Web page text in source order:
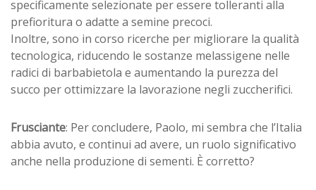
specificamente selezionate per essere tolleranti alla
prefioritura o adatte a semine precoci.
Inoltre, sono in corso ricerche per migliorare la qualità
tecnologica, riducendo le sostanze melassigene nelle
radici di barbabietola e aumentando la purezza del
succo per ottimizzare la lavorazione negli zuccherifici.
Frusciante: Per concludere, Paolo, mi sembra che l’Italia
abbia avuto, e continui ad avere, un ruolo significativo
anche nella produzione di sementi. È corretto?